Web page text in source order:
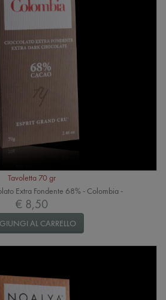
Tavoletta 70 gr
Extra Fondente 68% - Colombia -
€ 8,50
AL CARRELLO